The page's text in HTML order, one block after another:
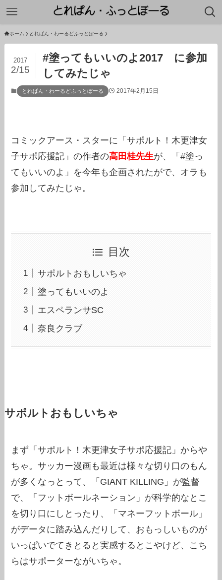
ホーム とれぱん・わーるどふっとぼーる
#塗ってもいいのよ2017 に参加
してみたじゃ
2017
2/15
とれぱん・わーるどふっとぼーる 2017年2月15日
コミックアース・スターに「サポルト！木更津女
子サポ応援記」の作者の高田桂先生が、「#塗っ
てもいいのよ」を今年も企画されたがで、オラも
参加してみたじゃ。
目次
サポルトおもしいちゃ
塗ってもいいのよ
エスペランサSC
奈良クラブ
サポルトおもしいちゃ
まず「サポルト！木更津女子サポ応援記」からや
ちゃ。サッカー漫画も最近は様々な切り口のもん
が多くなっとって、「GIANT KILLING」が監督
で、「フットボールネーション」が科学的なとこ
を切り口にしとったり、「マネーフットボール」
がデータに踏み込んだりして、おもっしいものが
いっぱいでてきとると実感するとこやけど、こち
らはサポーターながいちゃ。